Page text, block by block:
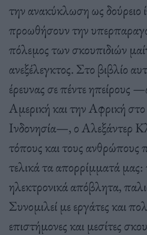
την ανακύκλωση ως δούρειο
προωθήσουν την
πόλεμος των σκουπιδιών
ανεξέλεγκτος. Στο βιβλίο
έρευνας σε πέντε ηπείρους
Αμερική και την Αφρική στο
Ινδονησία—, ο Αλεξάντερ
τόπους και τους
τελικά τα απορρίμματά
ηλεκτρονικά απόβλητα,
Συνομιλεί με εργάτες και
επιστήμονες και μεσίτες